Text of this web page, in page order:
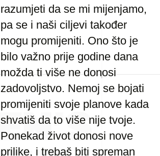
razumjeti da se mi mijenjamo,
pa se i naši ciljevi također
mogu promijeniti. Ono što je
bilo važno prije godine dana
možda ti više ne donosi
zadovoljstvo. Nemoj se bojati
promijeniti svoje planove kada
shvatiš da to više nije tvoje.
Ponekad život donosi nove
prilike, i trebaš biti spreman